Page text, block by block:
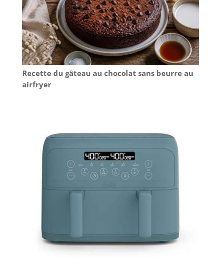
Recette du gâteau au chocolat sans beurre au
airfryer